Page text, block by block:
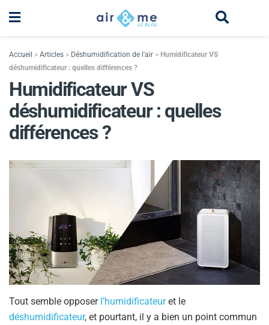
Accueil > Articles > Déshumidification de l'air > Humidificateur VS
déshumidificateur : quelles différences ?
Humidificateur VS
déshumidificateur : quelles
différences ?
Tout semble opposer l’humidificateuret le
déshumidificateur, et pourtant, il y a bien un point commun